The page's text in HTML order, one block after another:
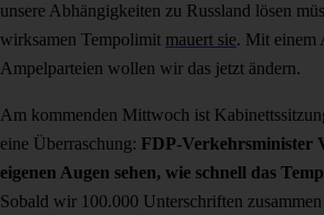
unsere Abhängigkeiten zu Russland lösen
wirksamen Tempolimit mauert sie. Mit einem
Ampelparteien wollen wir das jetzt ändern.
Am kommenden Mittwoch ist
eine Überraschung: FDP-Verkehrsminister
eigenen Augen sehen, wie schnell das
Sobald wir 100.000 Unterschriften